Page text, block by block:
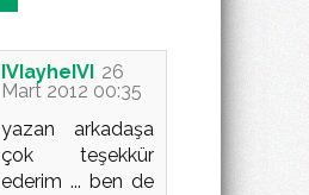
IVIayheIVI 26
Mart 2012 00:35
yazan arkadaşa
çok teşekkür
ederim ... ben de